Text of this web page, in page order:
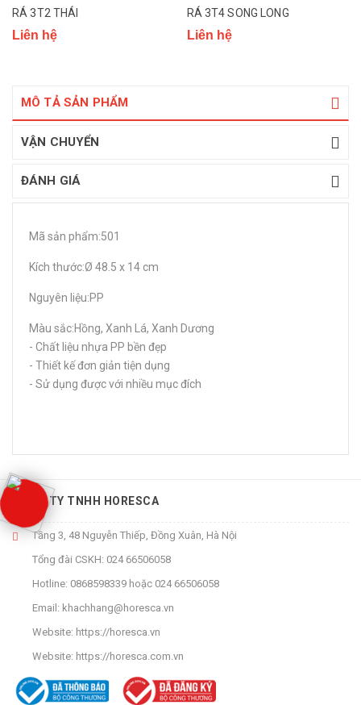
RÁ 3T2 THÁI
Liên hệ
RÁ 3T4 SONG LONG
Liên hệ
MÔ TẢ SẢN PHẨM
VẬN CHUYỂN
ĐÁNH GIÁ
Mã sản phẩm:501
Kích thước:Ø 48.5 x 14 cm
Nguyên liệu:PP
Màu sắc:Hồng, Xanh Lá, Xanh Dương
- Chất liệu nhựa PP bền đẹp
- Thiết kế đơn giản tiện dụng
- Sử dụng được với nhiều mục đích
CÔNG TY TNHH HORESCA
Tầng 3, 48 Nguyễn Thiếp, Đồng Xuân, Hà Nội
Tổng đài CSKH: 024 66506058
Hotline: 0868598339 hoặc 024 66506058
Email: khachhang@horesca.vn
Website: https://horesca.vn
Website: https://horesca.com.vn